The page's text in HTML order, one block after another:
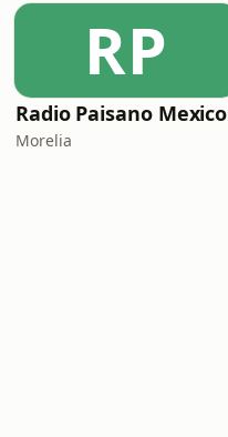
RP
Radio Paisano Mexico
Morelia